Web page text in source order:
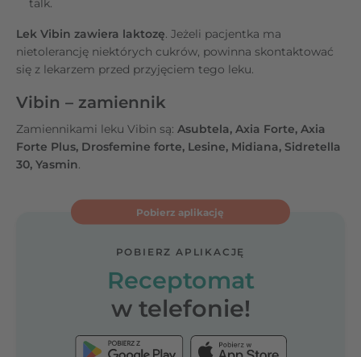
talk.
Lek Vibin zawiera laktozę. Jeżeli pacjentka ma
nietolerancję niektórych cukrów, powinna skontaktować
się z lekarzem przed przyjęciem tego leku.
Vibin – zamiennik
Zamiennikami leku Vibin są: Asubtela, Axia Forte, Axia
Forte Plus, Drosfemine forte, Lesine, Midiana, Sidretella
30, Yasmin.
Pobierz aplikację
POBIERZ APLIKACJĘ
Receptomat
w telefonie!